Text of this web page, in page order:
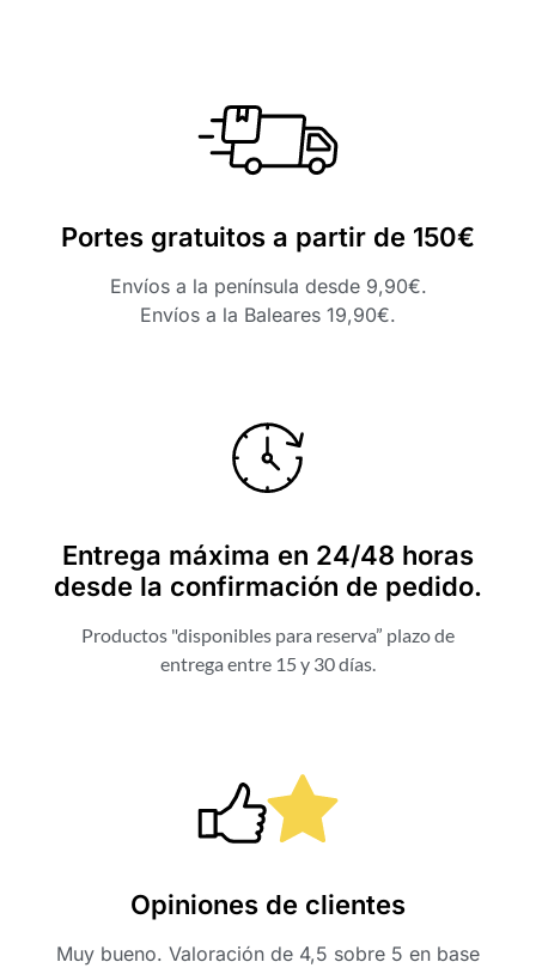
Portes gratuitos a partir de 150€
Envíos a la península desde 9,90€.
Envíos a la Baleares 19,90€.
Entrega máxima en 24/48 horas
desde la confirmación de pedido.
Productos "disponibles para reserva” plazo de
entrega entre 15 y 30 días.
Opiniones de clientes
Muy bueno. Valoración de 4,5 sobre 5 en base